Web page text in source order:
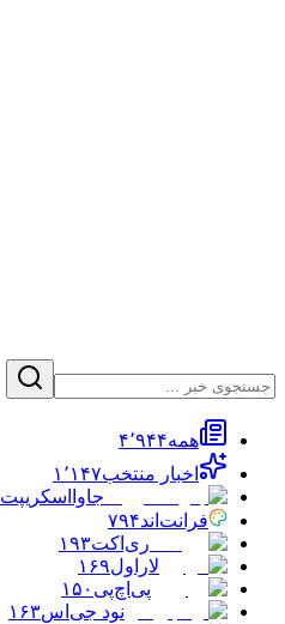
همه۴٬۹۴۴
اخبار منتخب۱٬۱۴۷
جاوااسکریپت
فرانت‌اند۷۹۴
ری‌اکت۱۹۳
لاراول۱۶۹
پی‌اچ‌پی ۱۵۰
نود جی‌اس۱۶۳